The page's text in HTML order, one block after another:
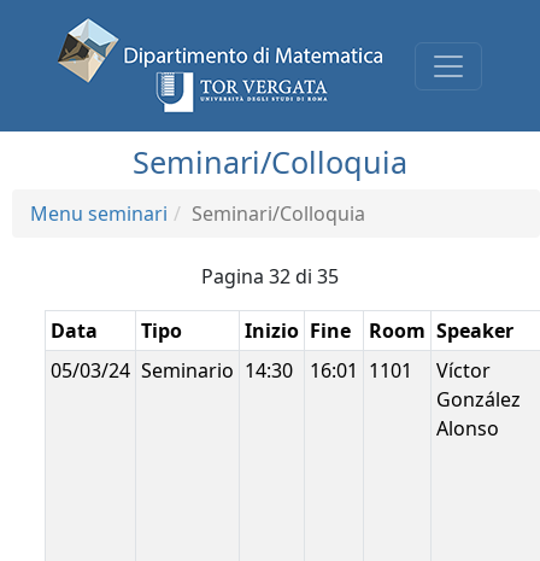
Seminari/Colloquia
Menu seminari Seminari/Colloquia
Pagina 32 di 35
Data Tipo Inizio Fine Room Speaker
05/03/24 Seminario 14:30 16:01 1101
Víctor
González
Alonso